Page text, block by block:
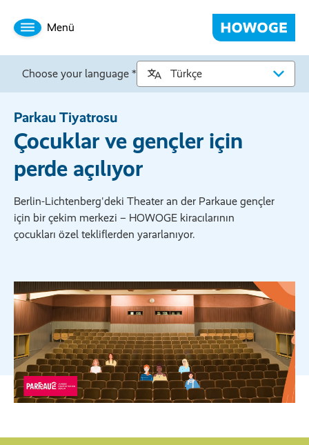
Menü
Choose your language *
Parkau Tiyatrosu
Çocuklar ve gençler için
perde açılıyor
Berlin-Lichtenberg'deki Theater an der Parkaue gençler
için bir çekim merkezi – HOWOGE kiracılarının
çocukları özel tekliflerden yararlanıyor.